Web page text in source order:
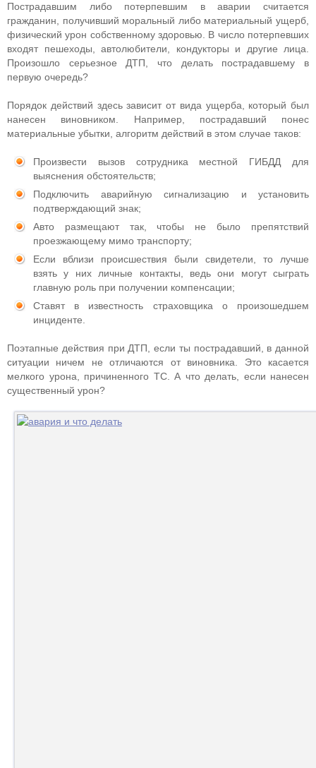
Пострадавшим либо потерпевшим в аварии считается
гражданин, получивший моральный либо материальный ущерб,
физический урон собственному здоровью. В число потерпевших
входят пешеходы, автолюбители, кондукторы и другие лица.
Произошло серьезное ДТП, что делать пострадавшему в
первую очередь?
Порядок действий здесь зависит от вида ущерба, который был
нанесен виновником. Например, пострадавший понес
материальные убытки, алгоритм действий в этом случае таков:
Произвести вызов сотрудника местной ГИБДД для
выяснения обстоятельств;
Подключить аварийную сигнализацию и установить
подтверждающий знак;
Авто размещают так, чтобы не было препятствий
проезжающему мимо транспорту;
Если вблизи происшествия были свидетели, то лучше
взять у них личные контакты, ведь они могут сыграть
главную роль при получении компенсации;
Ставят в известность страховщика о произошедшем
инциденте.
Поэтапные действия при ДТП, если ты пострадавший, в данной
ситуации ничем не отличаются от виновника. Это касается
мелкого урона, причиненного ТС. А что делать, если нанесен
существенный урон?